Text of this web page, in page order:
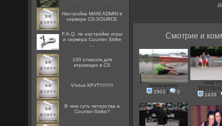
Настройка MANI ADMIN в
сервере CS:SOURCE
F.A.Q. по настройке игры
и сервера Counter Strike
100 отмазок для
играющих в CS
V!ntus КРУТ!!!!!!!!!
В чем суть читерства в
Counter-Strike?
Смотрие и
nines-points
2903
| 0
1439
|